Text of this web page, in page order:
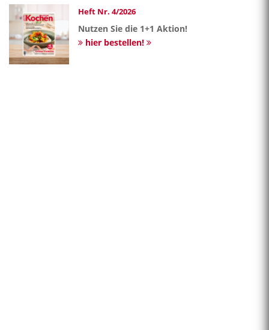
Heft Nr. 4/2026
Nutzen Sie die 1+1 Aktion!
hier bestellen!